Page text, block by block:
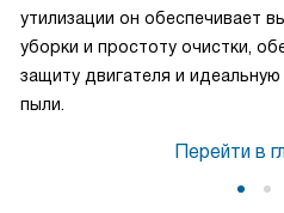
утилизации он обеспечивает
уборки и простоту очистки,
защиту двигателя и
пыли.
Перейти в